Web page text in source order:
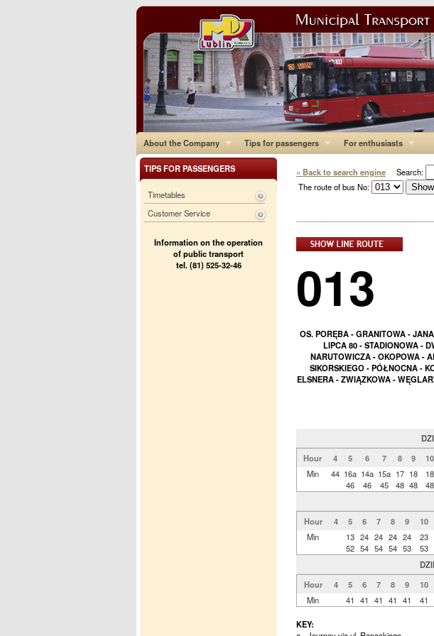
About the Company Tips for passengers For enthusiasts
« Back to search engine Search:
The route of bus No:
013
OS. PORĘBA - GRANITOWA -
LIPCA 80 - STADIONOWA -
NARUTOWICZA - OKOPOWA -
SIKORSKIEGO - PÓŁNOCNA -
ELSNERA - ZWIĄZKOWA -
Hour
4 5 6 7 8 9 10
Min
44 16a
46
14a
46
15a
45
17
48
18
48
18
48
Hour
4 5 6 7 8 9 10
Min
13
52
24
54
24
54
24
54
24
53
23
53
Hour
4 5 6 7 8 9 10
Min
41 41 41 41 41 41
KEY:
TIPS FOR PASSENGERS
Timetables
Customer Service
Information on the operation
of public transport
tel. (81) 525-32-46